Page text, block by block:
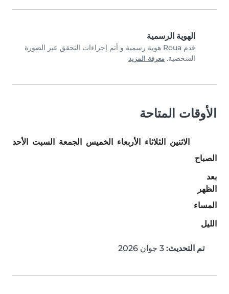
الهوية الرسمية
قدم Roua هوية رسمية و أتم إجراءات التحقق عبر الصورة
الشخصية. معرفة المزيد
الأوقات المتاحة
الاثنين الثلاثاء الأربعاء الخميس الجمعة السبت
الأحد
الصباح
بعد
الظهر
المساء
الليل
تم التحديث: